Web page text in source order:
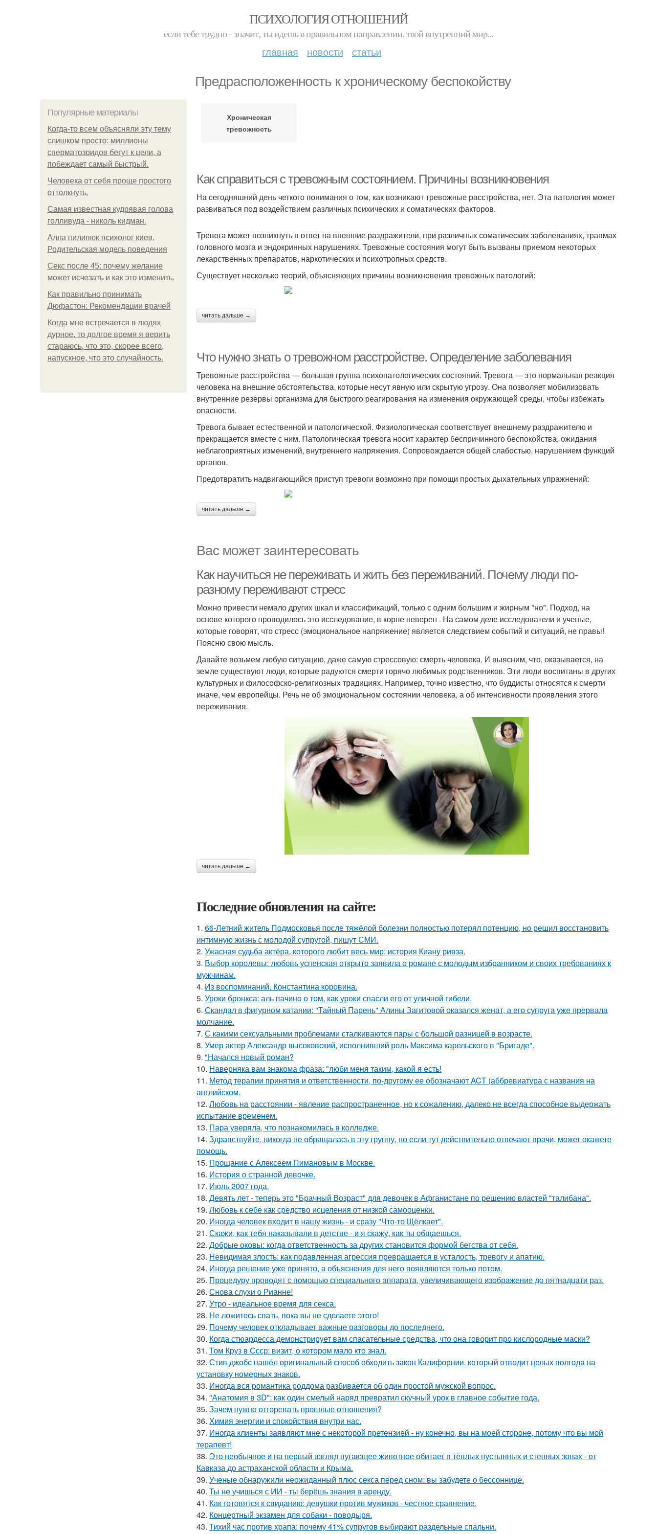
ПСИХОЛОГИЯ ОТНОШЕНИЙ
если тебе трудно - значит, ты идешь в правильном направлении. твой внутренний мир...
главная новости статьи
Предрасположенность к хроническому беспокойству
Популярные материалы
Когда-то всем объясняли эту тему
слишком просто: миллионы
сперматозоидов бегут к цели, а
побеждает самый быстрый.
Человека от себя проще простого
оттолкнуть.
Самая известная кудрявая голова
голливуда - николь кидман.
Алла пилипюк психолог киев.
Родительская модель поведения
Секс после 45: почему желание
может исчезать и как это изменить.
Как правильно принимать
Дюфастон: Рекомендации врачей
Когда мне встречается в людях
дурное, то долгое время я верить
стараюсь, что это, скорее всего,
напускное, что это случайность.
Хроническая
тревожность
Как справиться с тревожным состоянием. Причины возникновения
На сегодняшний день четкого понимания о том, как возникают тревожные расстройства, нет. Эта патология может
развиваться под воздействием различных психических и соматических факторов.
Тревога может возникнуть в ответ на внешние раздражители, при различных соматических заболеваниях, травмах
головного мозга и эндокринных нарушениях. Тревожные состояния могут быть вызваны приемом некоторых
лекарственных препаратов, наркотических и психотропных средств.
Существует несколько теорий, объясняющих причины возникновения тревожных патологий:
читать дальше →
Что нужно знать о тревожном расстройстве. Определение заболевания
Тревожные расстройства — большая группа психопатологических состояний. Тревога — это нормальная реакция
человека на внешние обстоятельства, которые несут явную или скрытую угрозу. Она позволяет мобилизовать
внутренние резервы организма для быстрого реагирования на изменения окружающей среды, чтобы избежать
опасности.
Тревога бывает естественной и патологической. Физиологическая соответствует внешнему раздражителю и
прекращается вместе с ним. Патологическая тревога носит характер беспричинного беспокойства, ожидания
неблагоприятных изменений, внутреннего напряжения. Сопровождается общей слабостью, нарушением функций
органов.
Предотвратить надвигающийся приступ тревоги возможно при помощи простых дыхательных упражнений:
читать дальше →
Вас может заинтересовать
Как научиться не переживать и жить без переживаний. Почему люди по-
разному переживают стресс
Можно привести немало других шкал и классификаций, только с одним большим и жирным "но". Подход, на
основе которого проводилось это исследование, в корне неверен . На самом деле исследователи и ученые,
которые говорят, что стресс (эмоциональное напряжение) является следствием событий и ситуаций, не правы!
Поясню свою мысль.
Давайте возьмем любую ситуацию, даже самую стрессовую: смерть человека. И выясним, что, оказывается, на
земле существуют люди, которые радуются смерти горячо любимых родственников. Эти люди воспитаны в других
культурных и философско-религиозных традициях. Например, точно известно, что буддисты относятся к смерти
иначе, чем европейцы. Речь не об эмоциональном состоянии человека, а об интенсивности проявления этого
переживания.
читать дальше →
Последние обновления на сайте:
1. 66-Летний житель Подмосковья после тяжёлой болезни полностью потерял потенцию, но решил восстановить
интимную жизнь с молодой супругой, пишут СМИ.
2. Ужасная судьба актёра, которого любит весь мир: история Киану ривза.
3. Выбор королевы: любовь успенская открыто заявила о романе с молодым избранником и своих требованиях к
мужчинам.
4. Из воспоминаний. Константина коровина.
5. Уроки бронкса: аль пачино о том, как уроки спасли его от уличной гибели.
6. Скандал в фигурном катании: "Тайный Парень" Алины Загитовой оказался женат, а его супруга уже прервала
молчание.
7. С какими сексуальными проблемами сталкиваются пары с большой разницей в возрасте.
8. Умер актер Александр высоковский, исполнивший роль Максима карельского в "Бригаде".
9. "Начался новый роман?
10. Hаверняка вам знакома фраза: "люби меня таким, какой я есть!
11. Метод терапии принятия и ответственности, по-другому ее обозначают ACT (аббревиатура с названия на
английском.
12. Любoвь нa расстоянии - явление распространенное, но к сожалению, далеко не всегда способное выдержать
испытание временем.
13. Пара уверяла, что познакомилась в колледже.
14. Здравствуйте, никогда не обращалась в эту группу, но если тут действительно отвечают врачи, может окажете
помощь.
15. Прощание с Алексеем Пимановым в Москве.
16. История о странной девочке.
17. Июль 2007 года.
18. Девять лет - теперь это "Брачный Возраст" для девочек в Афганистане по решению властей "талибана".
19. Любовь к себе как средство исцеления от низкой самооценки.
20. Иногда человек входит в нашу жизнь - и сразу "Что-то Щёлкает".
21. Скажи, как тебя наказывали в детстве - и я скажу, как ты общаешься.
22. Добрые оковы: когда ответственность за других становится формой бегства от себя.
23. Невидимая злость: как подавленная агрессия превращается в усталость, тревогу и апатию.
24. Иногда решение уже принято, а объяснения для него появляются только потом.
25. Процедуру проводят с помощью специального аппарата, увеличивающего изображение до пятнадцати раз.
26. Снова слухи о Рианне!
27. Утро - идеальное время для секса.
28. Не ложитесь спать, пока вы не сделаете этого!
29. Почему человек откладывает важные разговоры до последнего.
30. Когда стюардесса демонстрирует вам спасательные средства, что она говорит про кислородные маски?
31. Том Круз в Ссср: визит, о котором мало кто знал.
32. Стив джобс нашёл оригинальный способ обходить закон Калифорнии, который отводит целых полгода на
установку номерных знаков.
33. Иногда вся романтика роддома разбивается об один простой мужской вопрос.
34. "Анатомия в 3D": как один смелый наряд превратил скучный урок в главное событие года.
35. Зачем нужно отгоревать прошлые отношения?
36. Химия энергии и спокойствия внутри нас.
37. Иногда клиенты заявляют мне с некоторой претензией - ну конечно, вы на моей стороне, потому что вы мой
терапевт!
38. Это необычное и на первый взгляд пугающее животное обитает в тёплых пустынных и степных зонах - от
Кавказа до астраханской области и Крыма.
39. Ученые обнаружили неожиданный плюс секса перед сном: вы забудете о бессоннице.
40. Ты не учишься с ИИ - ты берёшь знания в аренду.
41. Как готовятся к свиданию: девушки против мужиков - честное сравнение.
42. Концертный экзамен для собаки - поводыря.
43. Тихий час против храпа: почему 41% супругов выбирают раздельные спальни.